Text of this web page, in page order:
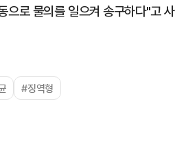
으로 물의를 일으켜 송구하다"고
#징역형